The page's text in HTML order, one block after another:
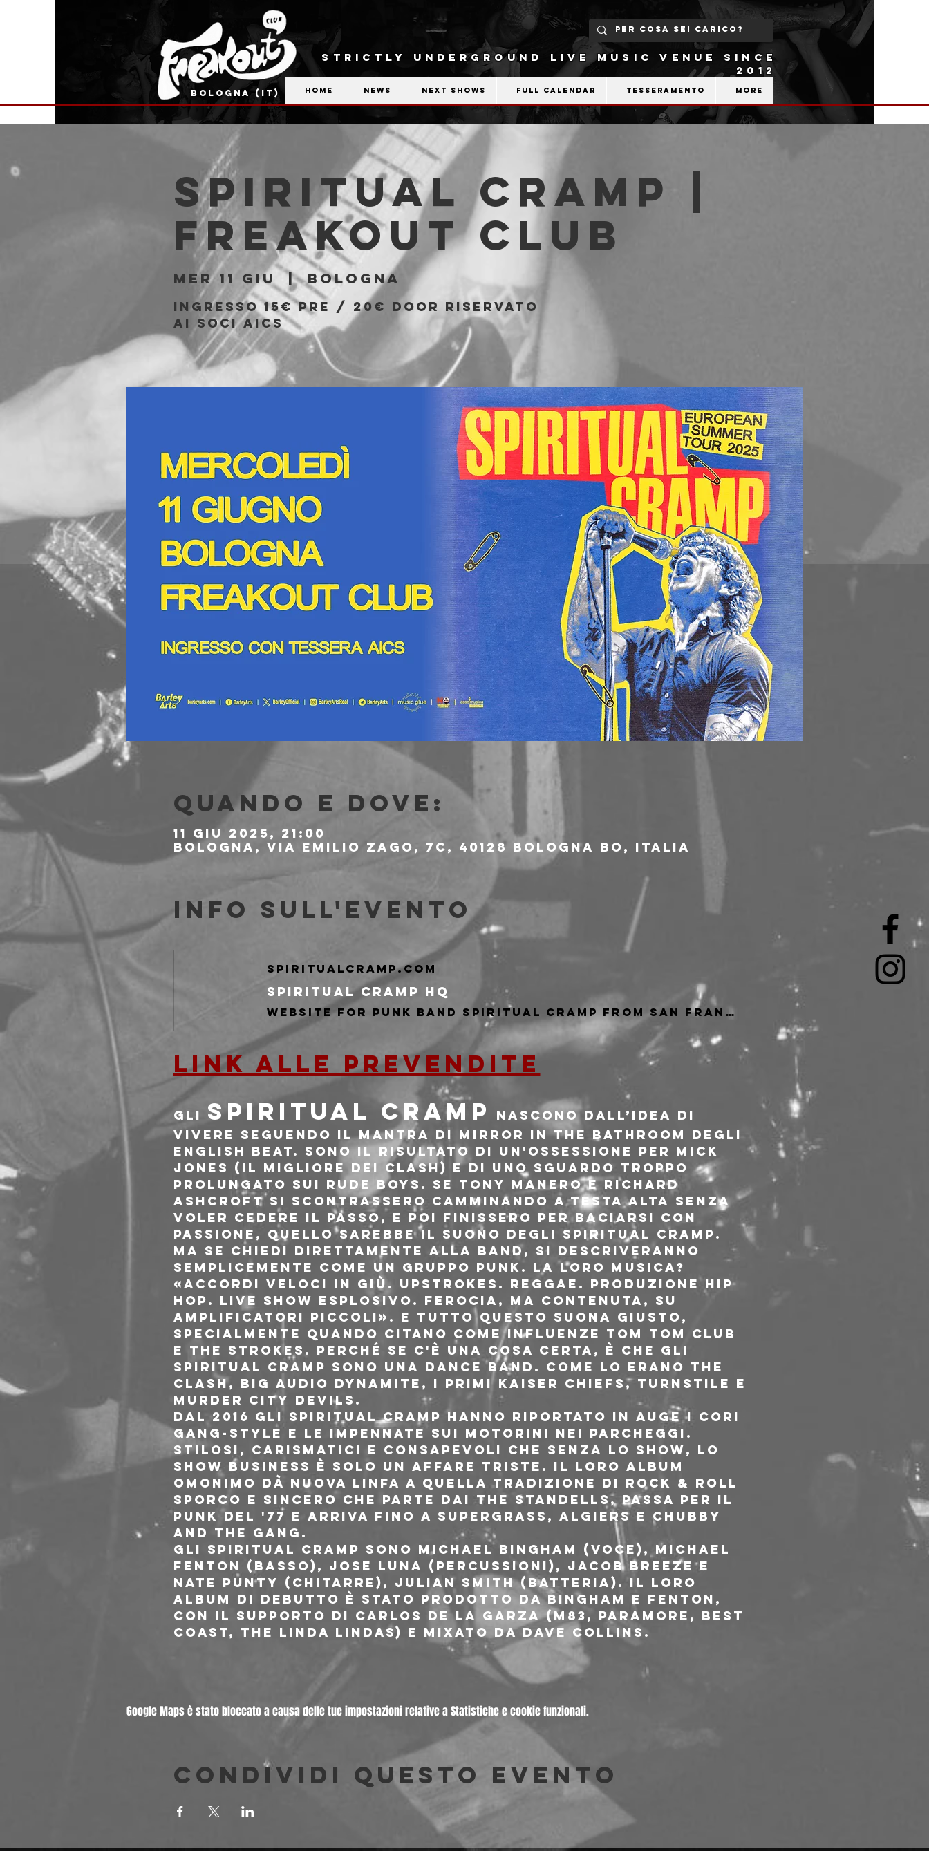
BOLOGNA (IT)
STRICTLY UNDERGROUND LIVE MUSIC VENUE SINCE
2012
Home News Next shows Full calendar Tesseramento More
Spiritual Cramp |
Freakout Club
mer 11 giu
  |
Bologna
Ingresso 15€ PRE / 20€ DOOR riservato
ai soci AICS
Quando e dove:
11 giu 2025, 21:00
Bologna, Via Emilio Zago, 7c, 40128 Bologna BO, Italia
Info sull'evento
spiritualcramp.com
Spiritual Cramp HQ
Website for punk band Spiritual Cramp from San Francisco, California. Here you can find tour dates, merchandise and any updates regarding the bands activities.
LINK ALLE PREVENDITE
Gli Spiritual Cramp
nascono dall’idea di
vivere seguendo il mantra di Mirror In The Bathroom degli
English Beat. Sono il risultato di un'ossessione per Mick
Jones (il migliore dei Clash) e di uno sguardo troppo
prolungato sui Rude Boys. Se Tony Manero e Richard
Ashcroft si scontrassero camminando a testa alta senza
voler cedere il passo, e poi finissero per baciarsi con
passione, quello sarebbe il suono degli Spiritual Cramp.
Ma se chiedi direttamente alla band, si descriveranno
semplicemente come un gruppo punk. La loro musica?
«Accordi veloci in giù. Upstrokes. Reggae. Produzione hip
hop. Live show esplosivo. Ferocia, ma contenuta, su
amplificatori piccoli». E tutto questo suona giusto,
specialmente quando citano come influenze Tom Tom Club
e The Strokes. Perché se c'è una cosa certa, è che gli
Spiritual Cramp sono una dance band. Come lo erano The
Clash, Big Audio Dynamite, i primi Kaiser Chiefs, Turnstile e
Murder City Devils.
Dal 2016 gli Spiritual Cramp hanno riportato in auge i cori
gang-style e le impennate sui motorini nei parcheggi.
Stilosi, carismatici e consapevoli che senza lo show, lo
show business è solo un affare triste. Il loro album
omonimo dà nuova linfa a quella tradizione di rock & roll
sporco e sincero che parte dai The Standells, passa per il
punk del '77 e arriva fino a Supergrass, Algiers e Chubby
and The Gang.
Gli Spiritual Cramp sono Michael Bingham (voce), Michael
Fenton (basso), Jose Luna (percussioni), Jacob Breeze e
Nate Punty (chitarre), Julian Smith (batteria). Il loro
album di debutto è stato prodotto da Bingham e Fenton,
con il supporto di Carlos De La Garza (M83, Paramore, Best
Coast, The Linda Lindas) e mixato da Dave Collins.
Google Maps è stato bloccato a causa delle tue impostazioni relative a Statistiche e cookie funzionali.
Condividi questo evento